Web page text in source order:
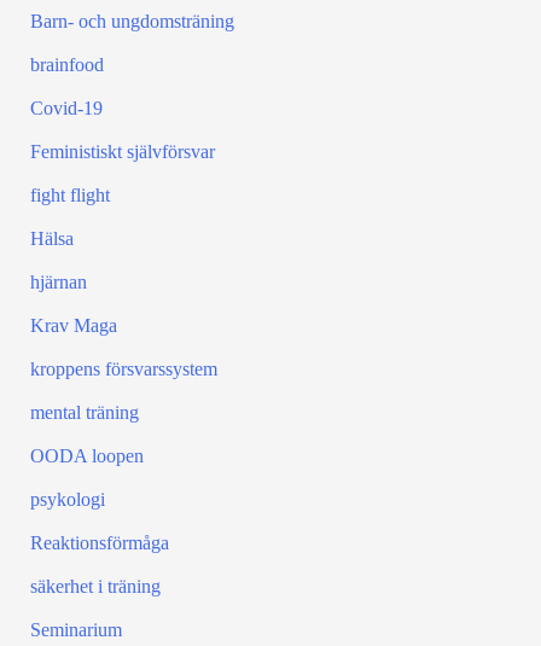
Barn- och ungdomsträning
brainfood
Covid-19
Feministiskt självförsvar
fight flight
Hälsa
hjärnan
Krav Maga
kroppens försvarssystem
mental träning
OODA loopen
psykologi
Reaktionsförmåga
säkerhet i träning
Seminarium